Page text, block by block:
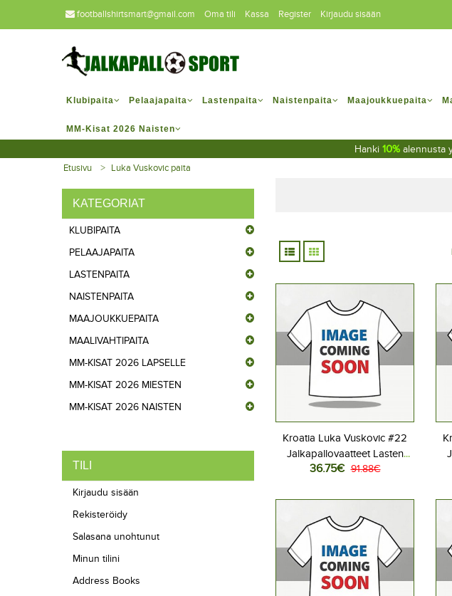
footballshirtsmart@gmail.com Oma tili Kassa Register Kirjaudu sisään
Klubipaita Pelaajapaita Lastenpaita Naistenpaita Maajoukkuepaita
MM-Kisat 2026 Naisten
Hanki 10% alennusta
Etusivu Luka Vuskovic paita
KATEGORIAT
KLUBIPAITA
PELAAJAPAITA
LASTENPAITA
NAISTENPAITA
MAAJOUKKUEPAITA
MAALIVAHTIPAITA
MM-KISAT 2026 LAPSELLE
MM-KISAT 2026 MIESTEN
MM-KISAT 2026 NAISTEN
TILI
Kirjaudu sisään
Rekisteröidy
Salasana unohtunut
Minun tilini
Address Books
Kroatia Luka Vuskovic #22
Jalkapallovaatteet Lasten
Kotipeliasu MM-kisat 2026
housut)
36.75€ 91.88€